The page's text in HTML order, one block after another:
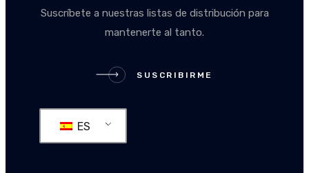
Suscríbete a nuestras listas de distribución para
mantenerte al tanto.
SUSCRIBIRME
SUSCRIBIRME
ES